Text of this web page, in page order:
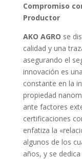
Compromiso
Productor
AKO AGRO se
calidad y una
asegurando el
innovación es
constante en la
propiedad
ante factores
certificaciones
enfatiza la
algunos de los
años, y se